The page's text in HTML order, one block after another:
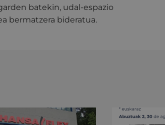
batekin, udal-espazio
bermatzera bideratua.